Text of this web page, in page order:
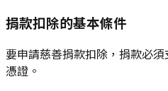
捐款扣除的基本條件
要申請慈善捐款扣除，捐款必
憑證。